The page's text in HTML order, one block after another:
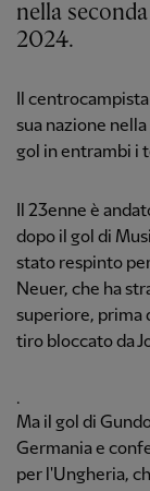
nella
2024.
Il
sua nazione
gol in entrambi i
Il 23enne è
dopo il gol di
stato respinto
Neuer, che ha
superiore, prima
tiro bloccato da
.
Ma il gol di
Germania e
per l'Ungheria,